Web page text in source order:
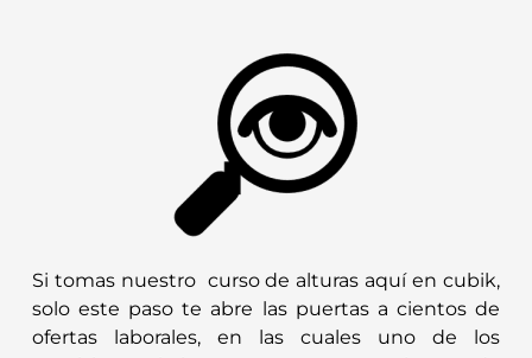
Si tomas nuestro curso de alturas aquí en cubik,
solo este paso te abre las puertas a cientos de
ofertas laborales, en las cuales uno de los